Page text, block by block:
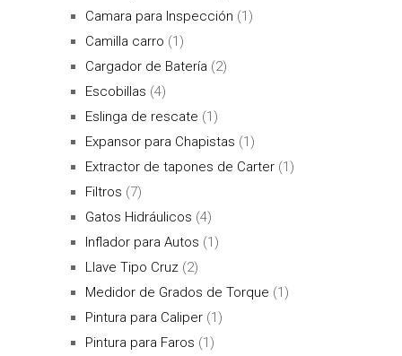
Camara para Inspección (1)
Camilla carro (1)
Cargador de Batería (2)
Escobillas (4)
Eslinga de rescate (1)
Expansor para Chapistas (1)
Extractor de tapones de Carter (1)
Filtros (7)
Gatos Hidráulicos (4)
Inflador para Autos (1)
Llave Tipo Cruz (2)
Medidor de Grados de Torque (1)
Pintura para Caliper (1)
Pintura para Faros (1)